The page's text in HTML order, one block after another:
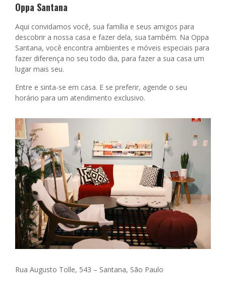
Oppa Santana
Aqui convidamos você, sua família e seus amigos para
descobrir a nossa casa e fazer dela, sua também. Na Oppa
Santana, você encontra ambientes e móveis especiais para
fazer diferença no seu todo dia, para fazer a sua casa um
lugar mais seu.
Entre e sinta-se em casa. E se preferir, agende o seu
horário para um atendimento exclusivo.
Rua Augusto Tolle, 543 – Santana, São Paulo